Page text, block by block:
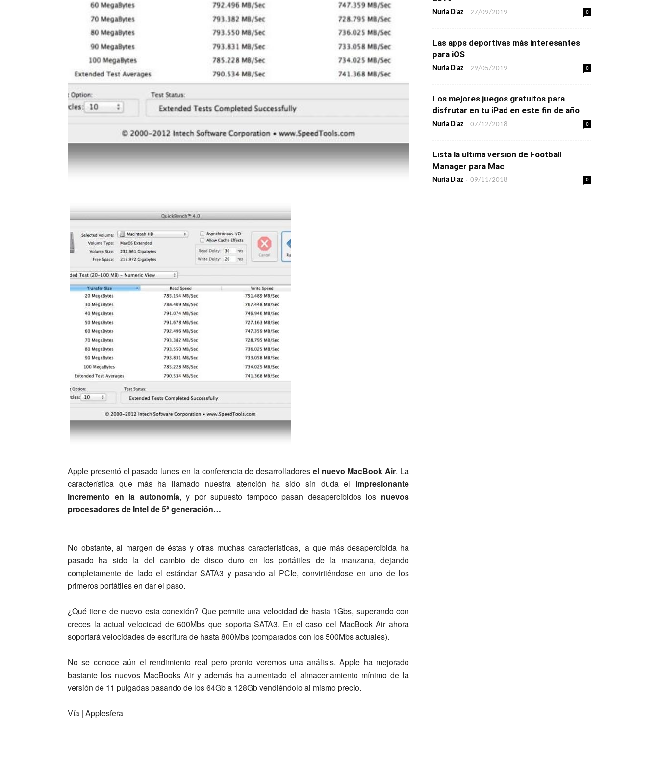
Apple presentó el pasado lunes en la conferencia de desarrolladores el nuevo MacBook Air. La
característica que más ha llamado nuestra atención ha sido sin duda el impresionante
incremento en la autonomía, y por supuesto tampoco pasan desapercibidos los nuevos
procesadores de Intel de 5ª generación…
No obstante, al margen de éstas y otras muchas características, la que más desapercibida ha
pasado ha sido la del cambio de disco duro en los portátiles de la manzana, dejando
completamente de lado el estándar SATA3 y pasando al PCIe, convirtiéndose en uno de los
primeros portátiles en dar el paso.
¿Qué tiene de nuevo esta conexión? Que permite una velocidad de hasta 1Gbs, superando con
creces la actual velocidad de 600Mbs que soporta SATA3. En el caso del MacBook Air ahora
soportará velocidades de escritura de hasta 800Mbs (comparados con los 500Mbs actuales).
No se conoce aún el rendimiento real pero pronto veremos una análisis. Apple ha mejorado
bastante los nuevos MacBooks Air y además ha aumentado el almacenamiento mínimo de la
versión de 11 pulgadas pasando de los 64Gb a 128Gb vendiéndolo al mismo precio.
Vía | Applesfera
Nuria Díaz - 27/09/2019 0
Las apps deportivas más interesantes
para iOS
Nuria Díaz - 29/05/2019 0
Los mejores juegos gratuitos para
disfrutar en tu iPad en este fin de año
Nuria Díaz - 07/12/2018 0
Lista la última versión de Football
Manager para Mac
Nuria Díaz - 09/11/2018 0